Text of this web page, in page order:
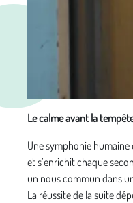
Le calme avant la
Une symphonie
et s’enrichit chaque
un nous commun dans
La réussite de la suite